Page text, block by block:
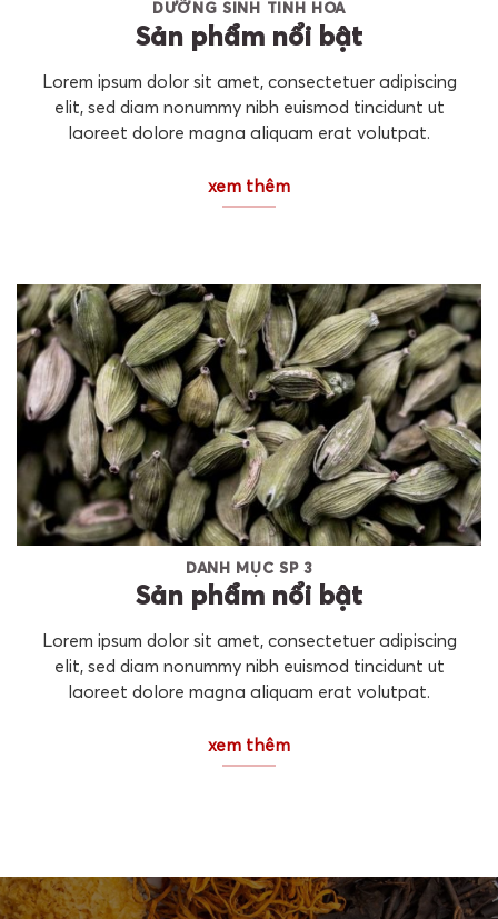
DƯỠNG SINH TINH HOA
Sản phẩm nổi bật
Lorem ipsum dolor sit amet, consectetuer adipiscing
elit, sed diam nonummy nibh euismod tincidunt ut
laoreet dolore magna aliquam erat volutpat.
xem thêm
DANH MỤC SP 3
Sản phẩm nổi bật
Lorem ipsum dolor sit amet, consectetuer adipiscing
elit, sed diam nonummy nibh euismod tincidunt ut
laoreet dolore magna aliquam erat volutpat.
xem thêm